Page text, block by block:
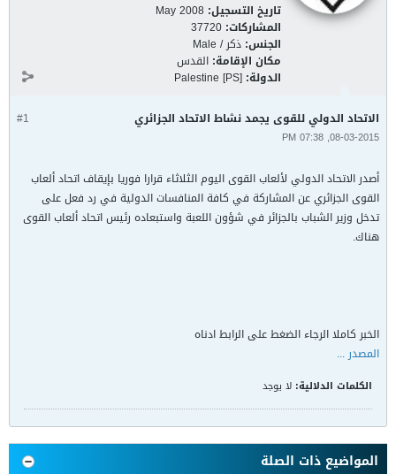
تاريخ التسجيل: May 2008
المشاركات: 37720
الجنس: ذكر / Male
مكان الإقامة: القدس
الدولة: Palestine [PS]
#1 الاتحاد الدولي للقوى يجمد نشاط الاتحاد الجزائري
08-03-2015, 07:38 PM
أصدر الاتحاد الدولي لألعاب القوى اليوم الثلاثاء قرارا فوريا بإيقاف اتحاد ألعاب
القوى الجزائري عن المشاركة في كافة المنافسات الدولية في رد فعل على
تدخل وزير الشباب بالجزائر في شؤون اللعبة واستبعاده رئيس اتحاد ألعاب القوى
هناك.
الخبر كاملا الرجاء الضغط على الرابط ادناه
المصدر ...
الكلمات الدلالية: لا يوجد
المواضيع ذات الصلة